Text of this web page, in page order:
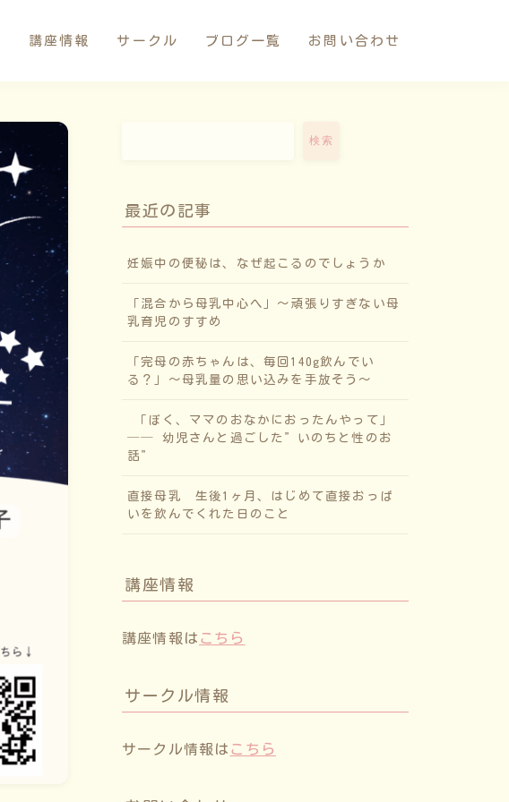
講座情報 サークル ブログ一覧 お問い合わせ
検索
最近の記事
妊娠中の便秘は、なぜ起こるのでしょうか
「混合から母乳中心へ」〜頑張りすぎない母
乳育児のすすめ
「完母の赤ちゃんは、毎回140g飲んでい
る？」〜母乳量の思い込みを手放そう〜
「ぼく、ママのおなかにおったんやって」
── 幼児さんと過ごした”いのちと性のお
話”
直接母乳 生後1ヶ月、はじめて直接おっぱ
いを飲んでくれた日のこと
講座情報
講座情報は こちら
サークル情報
サークル情報は こちら